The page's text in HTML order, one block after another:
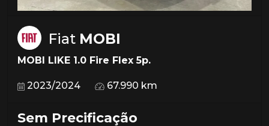
Fiat MOBI
MOBI LIKE 1.0 Fire Flex 5p.
2023/2024 67.990 km
Sem Precificação